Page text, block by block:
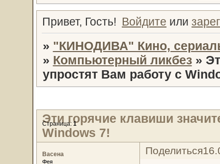
Привет, Гость! Войдите или
» "КИНОДИВА" Кино,
» Компьютерный ликбез »
упростят Вам работу с
Эти горячие клавиши
Windows 7!
Страница: 1
Поделиться
Васена
Фея